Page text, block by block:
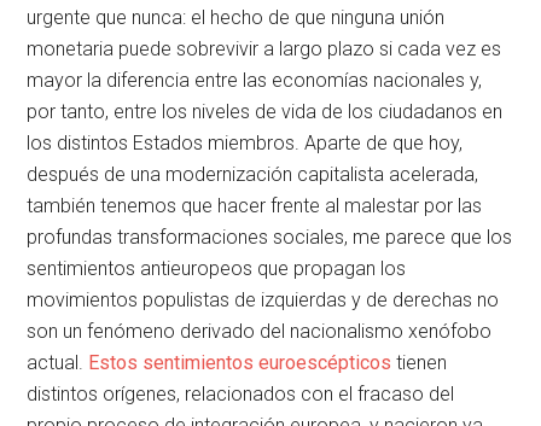
urgente que nunca: el hecho de que ninguna unión
monetaria puede sobrevivir a largo plazo si cada vez es
mayor la diferencia entre las economías nacionales y,
por tanto, entre los niveles de vida de los ciudadanos en
los distintos Estados miembros. Aparte de que hoy,
después de una modernización capitalista acelerada,
también tenemos que hacer frente al malestar por las
profundas transformaciones sociales, me parece que los
sentimientos antieuropeos que propagan los
movimientos populistas de izquierdas y de derechas no
son un fenómeno derivado del nacionalismo xenófobo
actual. Estos sentimientos euroescépticos tienen
distintos orígenes, relacionados con el fracaso del